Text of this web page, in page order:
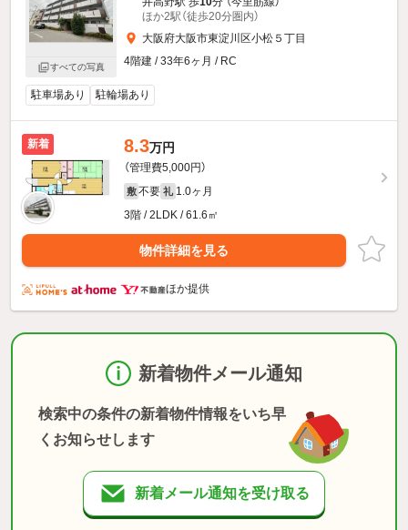
すべての写真
ほか2駅（徒歩20分圏内）
大阪府大阪市東淀川区小松５丁目
4階建 / 33年6ヶ月 / RC
駐車場あり 駐輪場あり
新着 8.3万円
（管理費5,000円）
敷 不要 礼 1.0ヶ月
3階 / 2LDK / 61.6㎡
物件詳細を見る
ほか提供
新着物件メール通知
検索中の条件の新着物件情報をいち早
くお知らせします
新着メール通知を受け取る